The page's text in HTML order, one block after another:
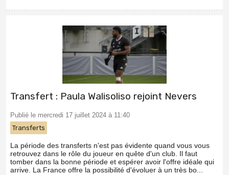
Transfert : Paula Walisoliso rejoint Nevers
Publié le mercredi 17 juillet 2024 à 11:40
Transferts
La période des transferts n'est pas évidente quand vous vous
retrouvez dans le rôle du joueur en quête d'un club. Il faut
tomber dans la bonne période et espérer avoir l'offre idéale qui
arrive. La France offre la possibilité d'évoluer à un très bo...